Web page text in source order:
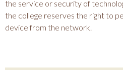
the service or security of
the college reserves the right to
device from the network.